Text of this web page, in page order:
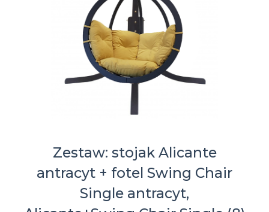
Zestaw: stojak Alicante
antracyt + fotel Swing Chair
Single antracyt,